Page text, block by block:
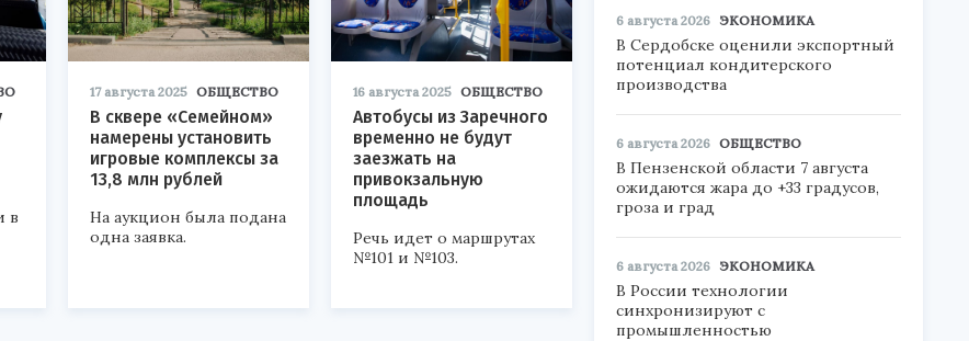
в
17 августа 2025 ОБЩЕСТВО
В сквере «Семейном»
намерены установить
игровые комплексы за
13,8 млн рублей
На аукцион была подана
одна заявка.
16 августа 2025 ОБЩЕСТВО
Автобусы из Заречного
временно не будут
заезжать на
привокзальную
площадь
Речь идет о маршрутах
№101 и №103.
6 августа 2026 ЭКОНОМИКА
В Сердобске оценили экспортный
потенциал кондитерского
производства
6 августа 2026 ОБЩЕСТВО
В Пензенской области 7 августа
ожидаются жара до +33 градусов,
гроза и град
6 августа 2026 ЭКОНОМИКА
В России технологии
синхронизируют с
промышленностью